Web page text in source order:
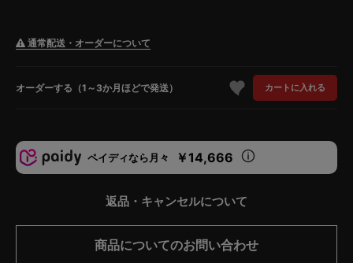
通常配送・オーダーについて
オーダーする（1～3か月ほどで発送） カートに入れる
ペイディなら月々 ￥14,666
返品・キャンセルについて
商品についてのお問い合わせ